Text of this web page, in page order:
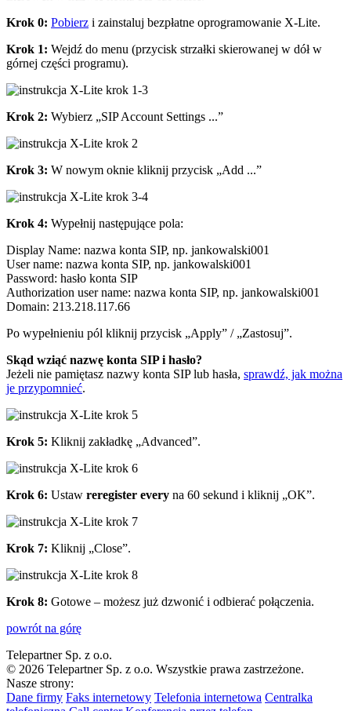
Krok 0: Pobierz i zainstaluj bezpłatne oprogramowanie X-Lite.
Krok 1: Wejdź do menu (przycisk strzałki skierowanej w dół w
górnej części programu).
Krok 2: Wybierz „SIP Account Settings ...”
Krok 3: W nowym oknie kliknij przycisk „Add ...”
Krok 4: Wypełnij następujące pola:
Display Name: nazwa konta SIP, np. jankowalski001
User name: nazwa konta SIP, np. jankowalski001
Password: hasło konta SIP
Authorization user name: nazwa konta SIP, np. jankowalski001
Domain: 213.218.117.66
Po wypełnieniu pól kliknij przycisk „Apply” / „Zastosuj”.
Skąd wziąć nazwę konta SIP i hasło?
Jeżeli nie pamiętasz nazwy konta SIP lub hasła, sprawdź, jak można
je przypomnieć.
Krok 5: Kliknij zakładkę „Advanced”.
Krok 6: Ustaw reregister every na 60 sekund i kliknij „OK”.
Krok 7: Kliknij „Close”.
Krok 8: Gotowe – możesz już dzwonić i odbierać połączenia.
powrót na górę
Telepartner Sp. z o.o.
© 2026 Telepartner Sp. z o.o. Wszystkie prawa zastrzeżone.
Nasze strony:
Dane firmy Faks internetowy Telefonia internetowa Centralka